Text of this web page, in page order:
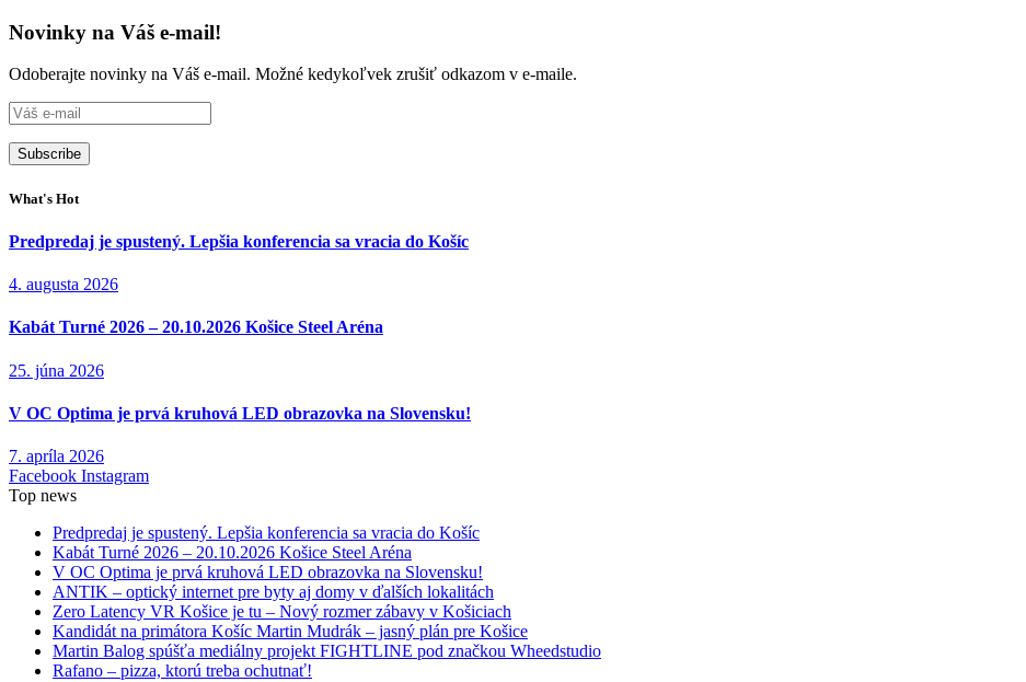
Novinky na Váš e-mail!
Odoberajte novinky na Váš e-mail. Možné kedykoľvek zrušiť odkazom v e-maile.
What's Hot
Predpredaj je spustený. Lepšia konferencia sa vracia do Košíc
4. augusta 2026
Kabát Turné 2026 – 20.10.2026 Košice Steel Aréna
25. júna 2026
V OC Optima je prvá kruhová LED obrazovka na Slovensku!
7. apríla 2026
Facebook Instagram
Top news
Predpredaj je spustený. Lepšia konferencia sa vracia do Košíc
Kabát Turné 2026 – 20.10.2026 Košice Steel Aréna
V OC Optima je prvá kruhová LED obrazovka na Slovensku!
ANTIK – optický internet pre byty aj domy v ďalších lokalitách
Zero Latency VR Košice je tu – Nový rozmer zábavy v Košiciach
Kandidát na primátora Košíc Martin Mudrák – jasný plán pre Košice
Martin Balog spúšťa mediálny projekt FIGHTLINE pod značkou Wheedstudio
Rafano – pizza, ktorú treba ochutnať!